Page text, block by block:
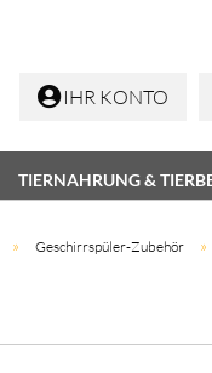
IHR KONTO
TIERNAHRUNG &
» Geschirrspüler-Zubehör »